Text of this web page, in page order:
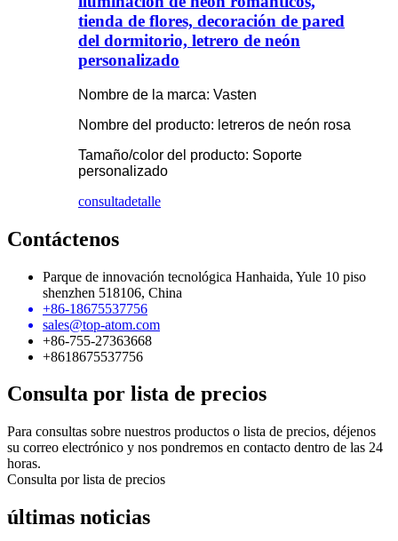
tienda de flores, decoración de pared
del dormitorio, letrero de neón
personalizado
Nombre de la marca: Vasten
Nombre del producto: letreros de neón rosa
Tamaño/color del producto: Soporte
personalizado
consultadetalle
Contáctenos
Parque de innovación tecnológica Hanhaida, Yule 10 piso
shenzhen 518106, China
+86-18675537756
sales@top-atom.com
+86-755-27363668
+8618675537756
Consulta por lista de precios
Para consultas sobre nuestros productos o lista de precios, déjenos
su correo electrónico y nos pondremos en contacto dentro de las 24
horas.
Consulta por lista de precios
últimas noticias